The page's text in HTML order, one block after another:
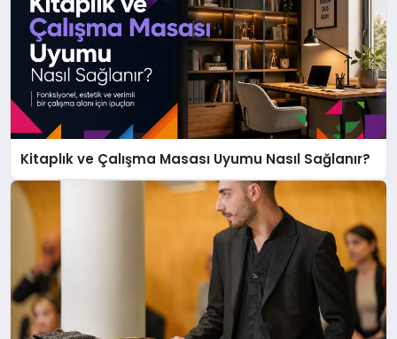
Kitaplık ve Çalışma Masası Uyumu Nasıl Sağlanır?